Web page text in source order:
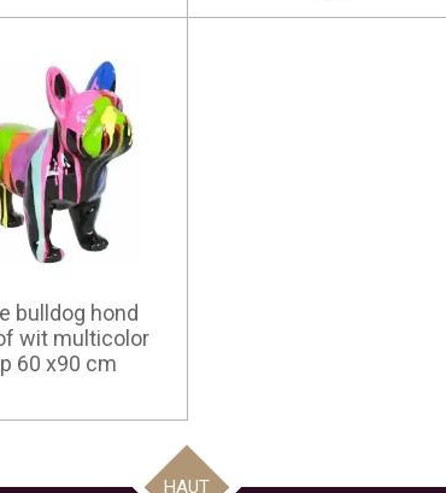
bulldog hond
wit multicolor
60 x90 cm
HAUT